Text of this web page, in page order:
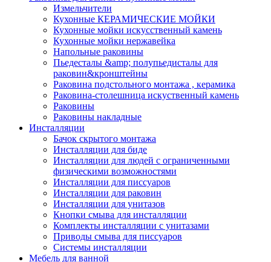
Измельчители
Кухонные КЕРАМИЧЕСКИЕ МОЙКИ
Кухонные мойки искусственный камень
Кухонные мойки нержавейка
Напольные раковины
Пьедесталы &amp; полупьедисталы для
раковин&кронштейны
Раковина подстольного монтажа , керамика
Раковина-столешница искуственный камень
Раковины
Раковины накладные
Инсталляции
Бачок скрытого монтажа
Инсталляции для биде
Инсталляции для людей с ограниченными
физическими возможностями
Инсталляции для писсуаров
Инсталляции для раковин
Инсталляции для унитазов
Кнопки смыва для инсталляции
Комплекты инсталляции с унитазами
Приводы смыва для писсуаров
Системы инсталляции
Мебель для ванной